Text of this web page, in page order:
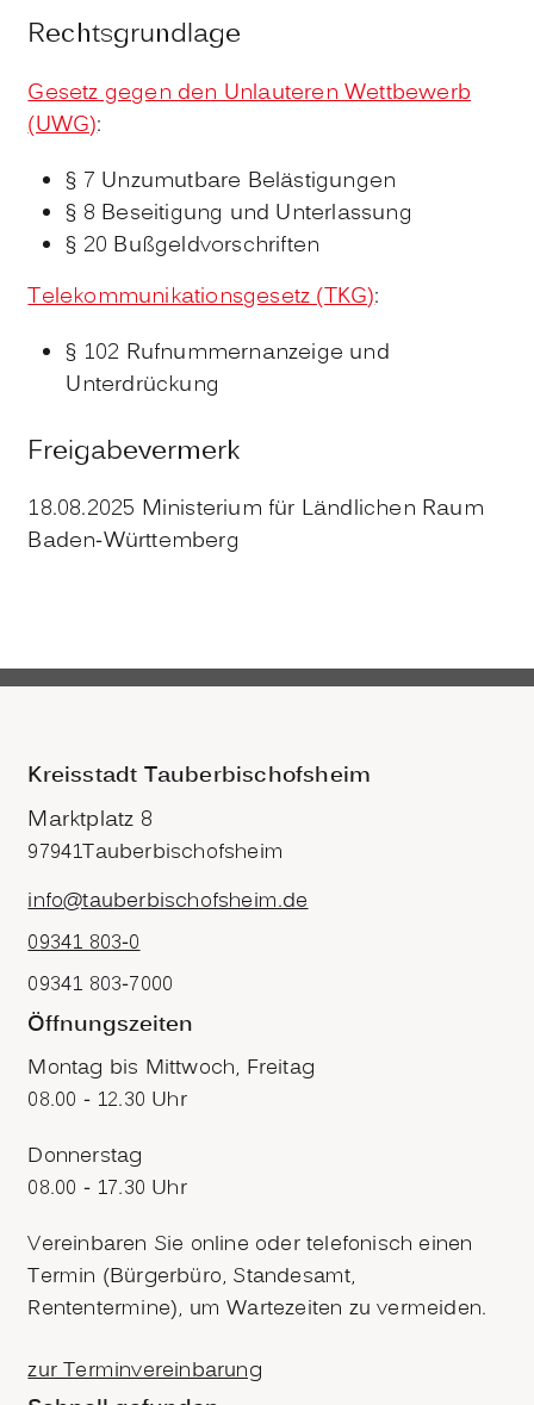
Rechtsgrundlage
Gesetz gegen den Unlauteren Wettbewerb
(UWG):
§ 7 Unzumutbare Belästigungen
§ 8 Beseitigung und Unterlassung
§ 20 Bußgeldvorschriften
Telekommunikationsgesetz (TKG):
§ 102 Rufnummernanzeige und
Unterdrückung
Freigabevermerk
18.08.2025 Ministerium für Ländlichen Raum
Baden-Württemberg
Kreisstadt Tauberbischofsheim
Marktplatz 8
97941Tauberbischofsheim
info@tauberbischofsheim.de
09341 803-0
09341 803-7000
Öffnungszeiten
Montag bis Mittwoch, Freitag
08.00 - 12.30 Uhr
Donnerstag
08.00 - 17.30 Uhr
Vereinbaren Sie online oder telefonisch einen
Termin (Bürgerbüro, Standesamt,
Rententermine), um Wartezeiten zu vermeiden.
zur Terminvereinbarung